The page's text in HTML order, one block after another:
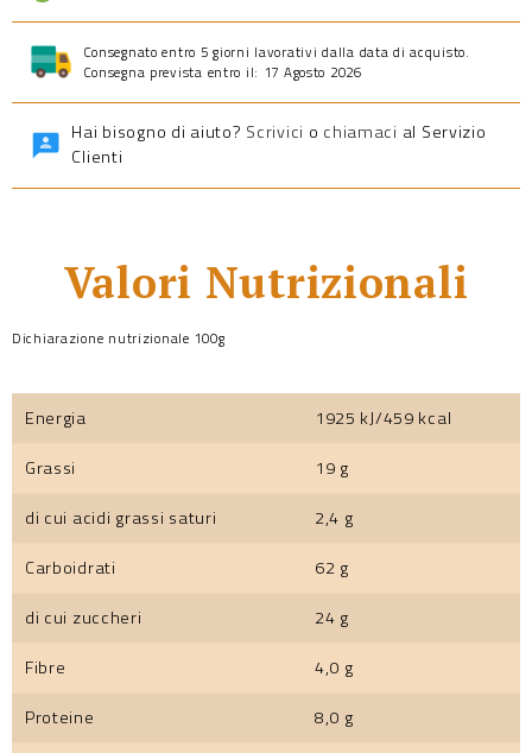
Consegnato entro 5 giorni lavorativi dalla data di acquisto.
Consegna prevista entro il: 17 Agosto 2026
Hai bisogno di aiuto? Scrivici o chiamaci al Servizio
Clienti
Valori Nutrizionali
Dichiarazione nutrizionale 100g
Energia
1925 kJ/459 kcal
Grassi
19 g
di cui acidi grassi saturi
2,4 g
Carboidrati
62 g
di cui zuccheri
24 g
Fibre
4,0 g
Proteine
8,0 g